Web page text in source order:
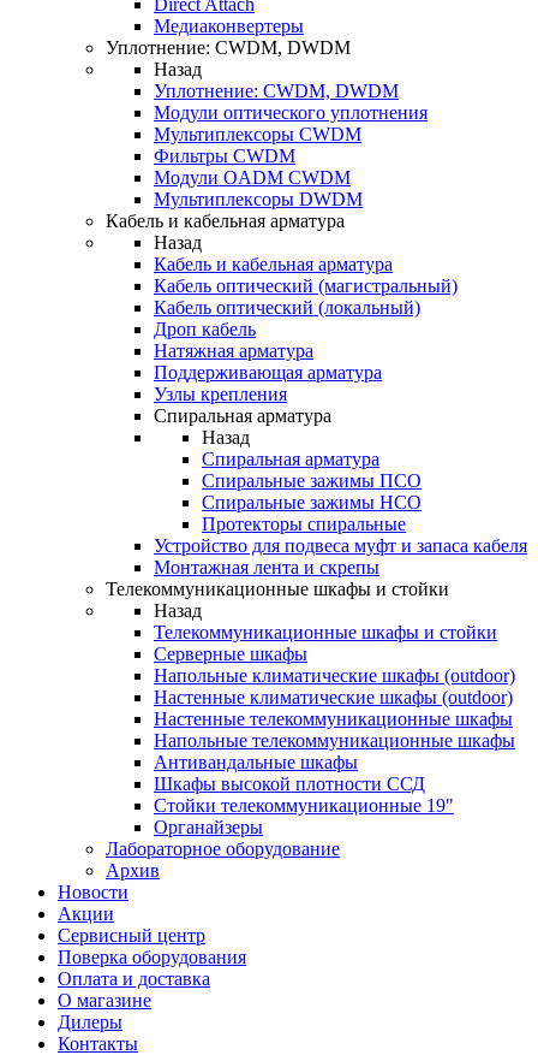
Direct Attach
Медиаконвертеры
Уплотнение: CWDM, DWDM
Назад
Уплотнение: CWDM, DWDM
Модули оптического уплотнения
Мультиплексоры CWDM
Фильтры CWDM
Модули OADM CWDM
Мультиплексоры DWDM
Кабель и кабельная арматура
Назад
Кабель и кабельная арматура
Кабель оптический (магистральный)
Кабель оптический (локальный)
Дроп кабель
Натяжная арматура
Поддерживающая арматура
Узлы крепления
Спиральная арматура
Назад
Спиральная арматура
Спиральные зажимы ПСО
Спиральные зажимы НСО
Протекторы спиральные
Устройство для подвеса муфт и запаса кабеля
Монтажная лента и скрепы
Телекоммуникационные шкафы и стойки
Назад
Телекоммуникационные шкафы и стойки
Серверные шкафы
Напольные климатические шкафы (outdoor)
Настенные климатические шкафы (outdoor)
Настенные телекоммуникационные шкафы
Напольные телекоммуникационные шкафы
Антивандальные шкафы
Шкафы высокой плотности ССД
Стойки телекоммуникационные 19"
Органайзеры
Лабораторное оборудование
Архив
Новости
Акции
Сервисный центр
Поверка оборудования
Оплата и доставка
О магазине
Дилеры
Контакты